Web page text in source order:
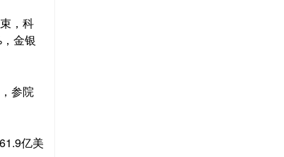
，科
金银
参院
亿美